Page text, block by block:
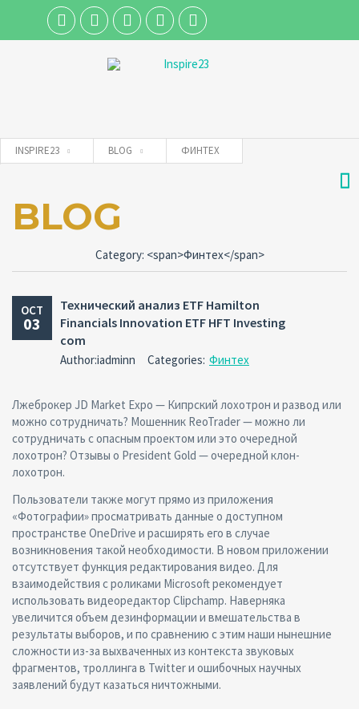
Password
Connect with:
password?
Remember me
INSPIRE23 BLOG ФИНТЕХ
BLOG
Category: <span>Финтех</span>
OCT
03
Технический анализ ETF Hamilton
Financials Innovation ETF HFT Investing
com
Author:iadminn Categories: Финтех
Лжеброкер JD Market Expo — Кипрский лохотрон и развод или
можно сотрудничать? Мошенник ReoTrader — можно ли
сотрудничать с опасным проектом или это очередной
лохотрон? Отзывы о President Gold — очередной клон-
лохотрон.
Пользователи также могут прямо из приложения
«Фотографии» просматривать данные о доступном
пространстве OneDrive и расширять его в случае
возникновения такой необходимости. В новом приложении
отсутствует функция редактирования видео. Для
взаимодействия с роликами Microsoft рекомендует
использовать видеоредактор Clipchamp. Наверняка
увеличится объем дезинформации и вмешательства в
результаты выборов, и по сравнению с этим наши нынешние
сложности из-за выхваченных из контекста звуковых
фрагментов, троллинга в Twitter и ошибочных научных
заявлений будут казаться ничтожными.